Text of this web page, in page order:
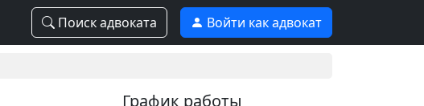
Поиск адвоката Войти как адвокат
График работы